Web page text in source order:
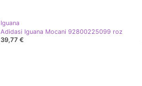
Iguana
Adidasi Iguana Mocani 92800225099 roz
39,77 €